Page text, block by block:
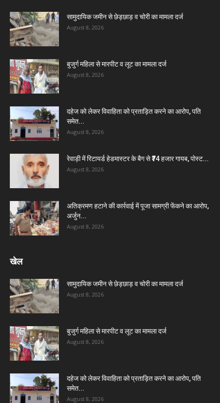
सामुदायिक जमीन से छेड़छाड़ व चोरी का मामला दर्ज
August 8, 2026
बुजुर्ग महिला से मारपीट व लूट का मामला दर्ज
August 8, 2026
दहेज को लेकर विवाहिता को प्रताड़ित करने का आरोप, पति
समेत...
August 8, 2026
रेवाड़ी में रिटायर्ड हेडमास्टर के बैग से ₹74 हजार गायब, पोस्ट...
August 8, 2026
अतिक्रमण हटाने की कार्रवाई में पूजा सामग्री फेंकने का आरोप,
अर्जुन...
August 8, 2026
खेल
सामुदायिक जमीन से छेड़छाड़ व चोरी का मामला दर्ज
August 8, 2026
बुजुर्ग महिला से मारपीट व लूट का मामला दर्ज
August 8, 2026
दहेज को लेकर विवाहिता को प्रताड़ित करने का आरोप, पति
समेत...
August 8, 2026